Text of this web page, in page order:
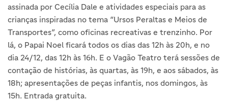
assinada por Cecília Dale e atividades especiais para as
crianças inspiradas no tema “Ursos Peraltas e Meios de
Transportes”, como oficinas recreativas e trenzinho. Por
lá, o Papai Noel ficará todos os dias das 12h às 20h, e no
dia 24/12, das 12h às 16h. E o Vagão Teatro terá sessões de
contação de histórias, às quartas, às 19h, e aos sábados, às
18h; apresentações de peças infantis, nos domingos, às
15h. Entrada gratuita.